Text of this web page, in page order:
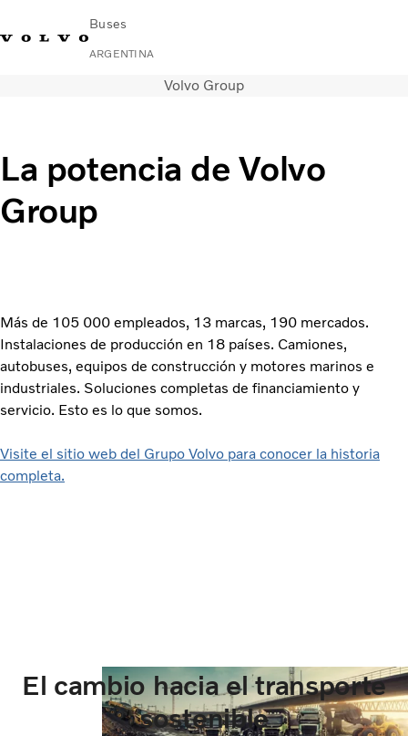
Buses
ARGENTINA
Buscar concesionarioVolvo Connect
Urbano e Interurbano
Buses Media & Larga Distancia
Servicios
¿Por qué elegir Volvo?
Volvo Group
La potencia de Volvo
Group
Más de 105 000 empleados, 13 marcas, 190 mercados.
Instalaciones de producción en 18 países. Camiones,
autobuses, equipos de construcción y motores marinos e
industriales. Soluciones completas de financiamiento y
servicio. Esto es lo que somos.
Visite el sitio web del Grupo Volvo para conocer la historia
completa.
El cambio hacia el transporte
sostenible